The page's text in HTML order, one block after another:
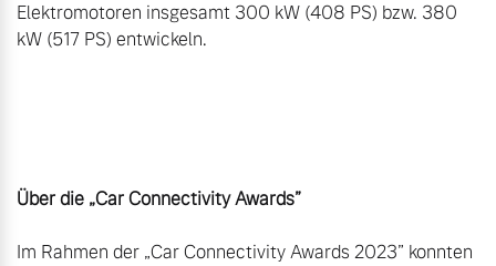
Elektromotoren insgesamt 300 kW (408 PS) bzw. 380
kW (517 PS) entwickeln.
Im Rahmen der „Car Connectivity Awards 2023” konnten